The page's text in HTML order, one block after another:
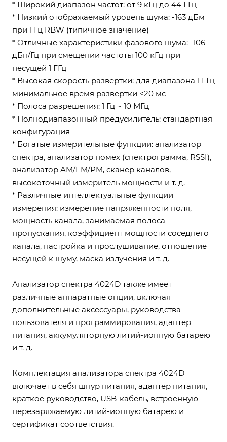
* Широкий диапазон частот: от 9 кГц до 44 ГГц
* Низкий отображаемый уровень шума: -163 дБм
при 1 Гц RBW (типичное значение)
* Отличные характеристики фазового шума: -106
дБн/Гц при смещении частоты 100 кГц при
несущей 1 ГГц
* Высокая скорость развертки: для диапазона 1 ГГц
минимальное время развертки <20 мс
* Полоса разрешения: 1 Гц ~ 10 МГц
* Полнодиапазонный предусилитель: стандартная
конфигурация
* Богатые измерительные функции: анализатор
спектра, анализатор помех (спектрограмма, RSSI),
анализатор AM/FM/PM, сканер каналов,
высокоточный измеритель мощности и т. д.
* Различные интеллектуальные функции
измерения: измерение напряженности поля,
мощность канала, занимаемая полоса
пропускания, коэффициент мощности соседнего
канала, настройка и прослушивание, отношение
несущей к шуму, маска излучения и т. д.
Анализатор спектра 4024D также имеет
различные аппаратные опции, включая
дополнительные аксессуары, руководства
пользователя и программирования, адаптер
питания, аккумуляторную литий-ионную батарею
и т. д.
Комплектация анализатора спектра 4024D
включает в себя шнур питания, адаптер питания,
краткое руководство, USB-кабель, встроенную
перезаряжаемую литий-ионную батарею и
сертификат соответствия.